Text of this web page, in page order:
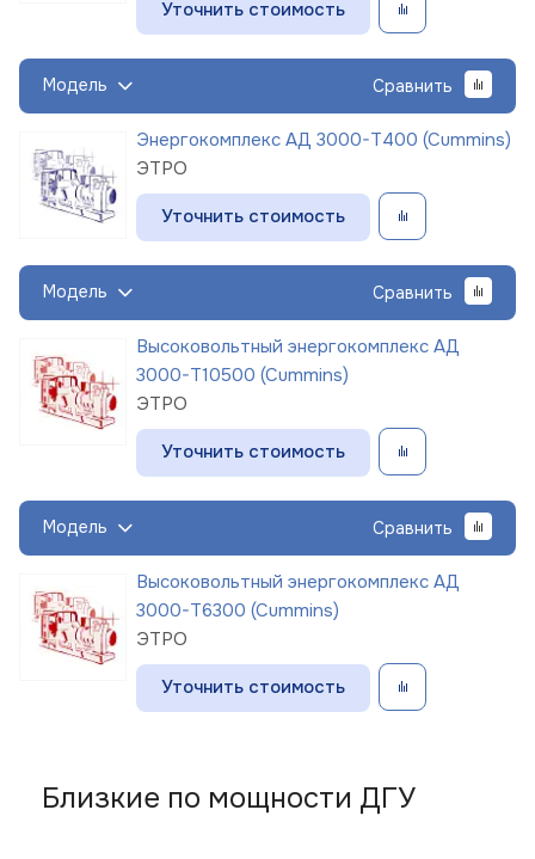
Уточнить стоимость
Модель Сравнить
Энергокомплекс АД 3000-Т400 (Cummins)
ЭТРО
Уточнить стоимость
Модель Сравнить
Высоковольтный энергокомплекс АД
3000-Т10500 (Cummins)
ЭТРО
Уточнить стоимость
Модель Сравнить
Высоковольтный энергокомплекс АД
3000-Т6300 (Cummins)
ЭТРО
Уточнить стоимость
Близкие по мощности ДГУ